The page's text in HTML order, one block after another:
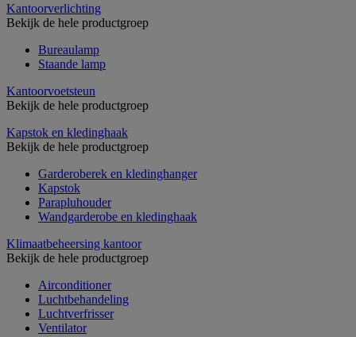
Kantoorverlichting
Bekijk de hele productgroep
Bureaulamp
Staande lamp
Kantoorvoetsteun
Bekijk de hele productgroep
Kapstok en kledinghaak
Bekijk de hele productgroep
Garderoberek en kledinghanger
Kapstok
Parapluhouder
Wandgarderobe en kledinghaak
Klimaatbeheersing kantoor
Bekijk de hele productgroep
Airconditioner
Luchtbehandeling
Luchtverfrisser
Ventilator